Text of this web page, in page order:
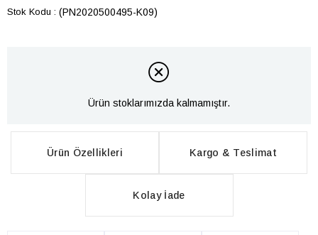
Stok Kodu (PN2020500495-K09)
Ürün stoklarımızda kalmamıştır.
Ürün Özellikleri Kargo & Teslimat
Kolay İade